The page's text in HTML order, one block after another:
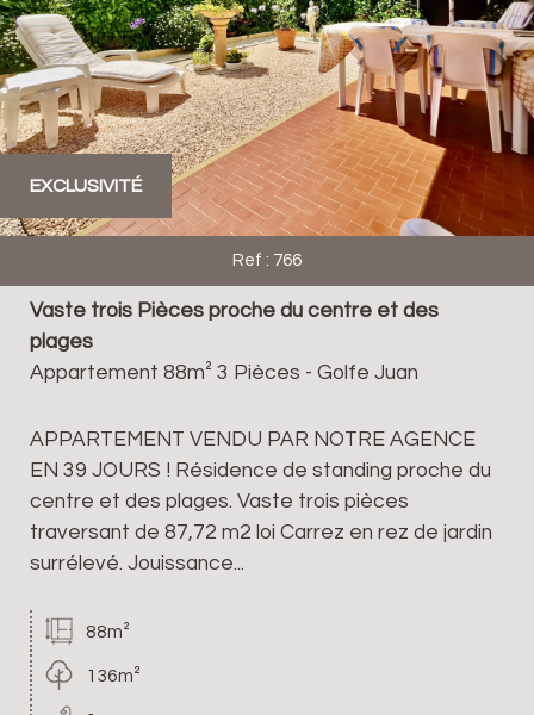
EXCLUSIVITÉ
Ref : 766
Vaste trois Pièces proche du centre et des
plages
Appartement 88m² 3 Pièces - Golfe Juan
APPARTEMENT VENDU PAR NOTRE AGENCE
EN 39 JOURS ! Résidence de standing proche du
centre et des plages. Vaste trois pièces
traversant de 87,72 m2 loi Carrez en rez de jardin
surrélevé. Jouissance...
88m²
136m²